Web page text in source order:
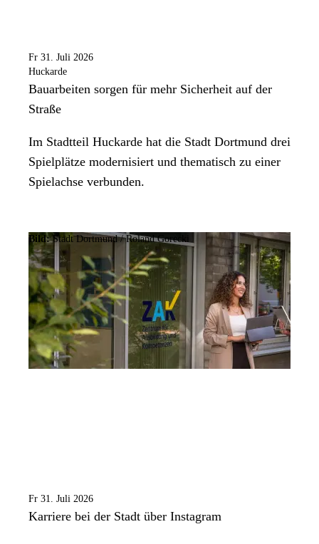
Fr 31. Juli 2026
Huckarde
Bauarbeiten sorgen für mehr Sicherheit auf der
Straße
Im Stadtteil Huckarde hat die Stadt Dortmund drei
Spielplätze modernisiert und thematisch zu einer
Spielachse verbunden.
Bild:Stadt Dortmund / Roland Gorecki
Fr 31. Juli 2026
Karriere bei der Stadt über Instagram